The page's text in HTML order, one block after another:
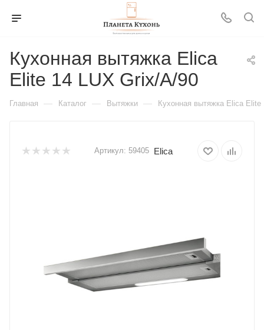
Кухонная вытяжка Elica
Elite 14 LUX Grix/A/90
Главная — Каталог — Вытяжки — Кухонная вытяжка Elica
Артикул: 59405 Elica